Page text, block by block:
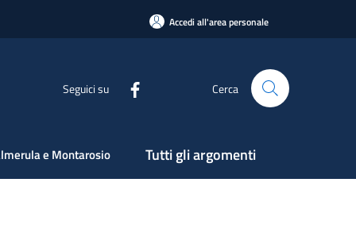
Accedi all'area personale
Seguici su Cerca
e Montarosio Tutti gli argomenti